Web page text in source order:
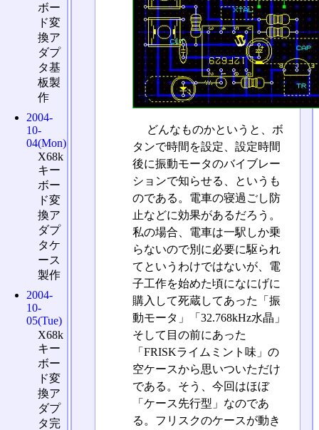
どんなものかというと、ボ
タンで時間を設定、設定時間
後に振動モータのバイブレー
ションで知らせる、というも
のである。電車の寝過ごし防
止などに効果があるだろう。
私の場合、電車は一駅しか乗
らないので別に必要に駆られ
てというわけではないが、電
子工作を始めた頃になにげに
購入して死蔵してあった「振
動モータ」「32.768kHz水晶」
そして目の前にあった
「FRISKライムミント味」の
空ケースから思いついただけ
である。そう、今回はほぼ
「ケース先行型」なのであ
る。フリスクのケースが動き
ボー
ド変
換ア
ダプ
タ基
板製
作
2004-
10-
04(Mon)
X68k
キー
ボー
ド変
換ア
ダプ
タケ
ース
製作
2004-
10-
05(Tue)
X68k
キー
ボー
ド変
換ア
ダプ
タ完